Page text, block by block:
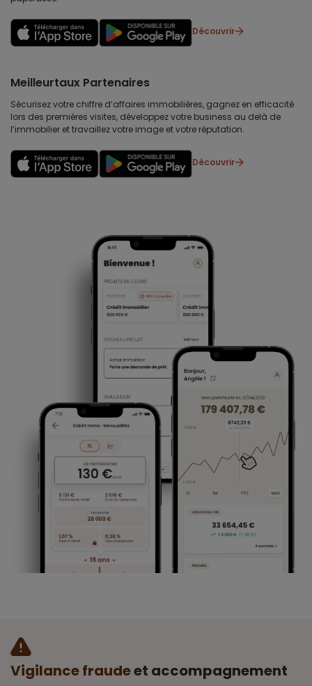
Découvrir
Meilleurtaux Partenaires
Sécurisez votre chiffre d’affaires immobilières, gagnez en efficacité
lors des premières visites, développez votre business au delà de
l’immobilier et travaillez votre image et votre réputation.
Découvrir
Vigilance fraudeet accompagnement